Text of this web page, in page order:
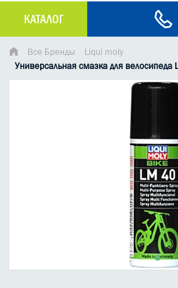
КАТАЛОГ
МАСЛО МОТОРНОЕ
ГРУЗОВЫЕ МАСЛА
АНТИФРИЗЫ СПЕЦЖИДКОСТИ
Все Бренды
Liqui moly
Универсальная смазка для